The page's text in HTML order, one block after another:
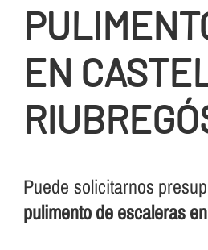
EN
Puede solicitarnos
pulimento de escaleras